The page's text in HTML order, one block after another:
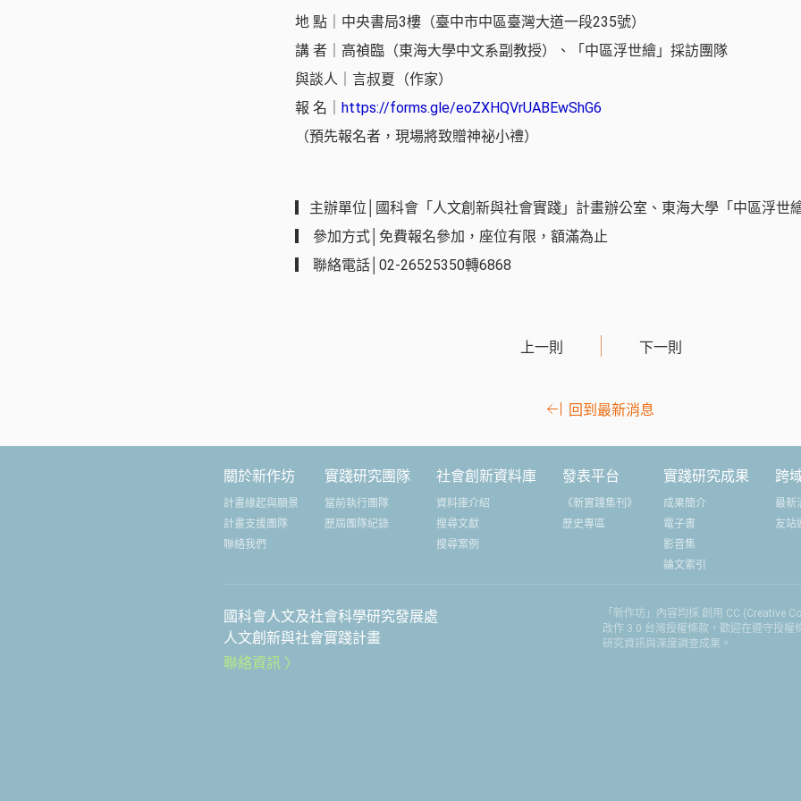
地 點｜中央書局3樓（臺中市中區臺灣大道一段235號）
講 者｜高禎臨（東海大學中文系副教授）、「中區浮世繪」採訪團隊
與談人｜言叔夏（作家）
報 名｜ https://forms.gle/eoZXHQVrUABEwShG6
（預先報名者，現場將致贈神祕小禮）
▎主辦單位│國科會「人文創新與社會實踐」計畫辦公室、東海大學「中區浮世
▎ 參加方式│免費報名參加，座位有限，額滿為止
▎ 聯絡電話│02-26525350轉6868
上一則 下一則
回到最新消息
關於新作坊
計畫緣起與願景
計畫支援團隊
聯絡我們
實踐研究團隊
當前執行團隊
歷屆團隊紀錄
社會創新資料庫
資料庫介紹
搜尋文獻
搜尋案例
發表平台
《新實踐集刊》
歷史專區
實踐研究成果
成果簡介
電子書
影音集
論文索引
跨
最新
友站
國科會人文及社會科學研究發展處
人文創新與社會實踐計畫
聯絡資訊
「新作坊」內容均採 創用 CC (Creative
改作 3.0 台灣授權條款，歡迎在遵守授權
研究資訊與深度調查成果。